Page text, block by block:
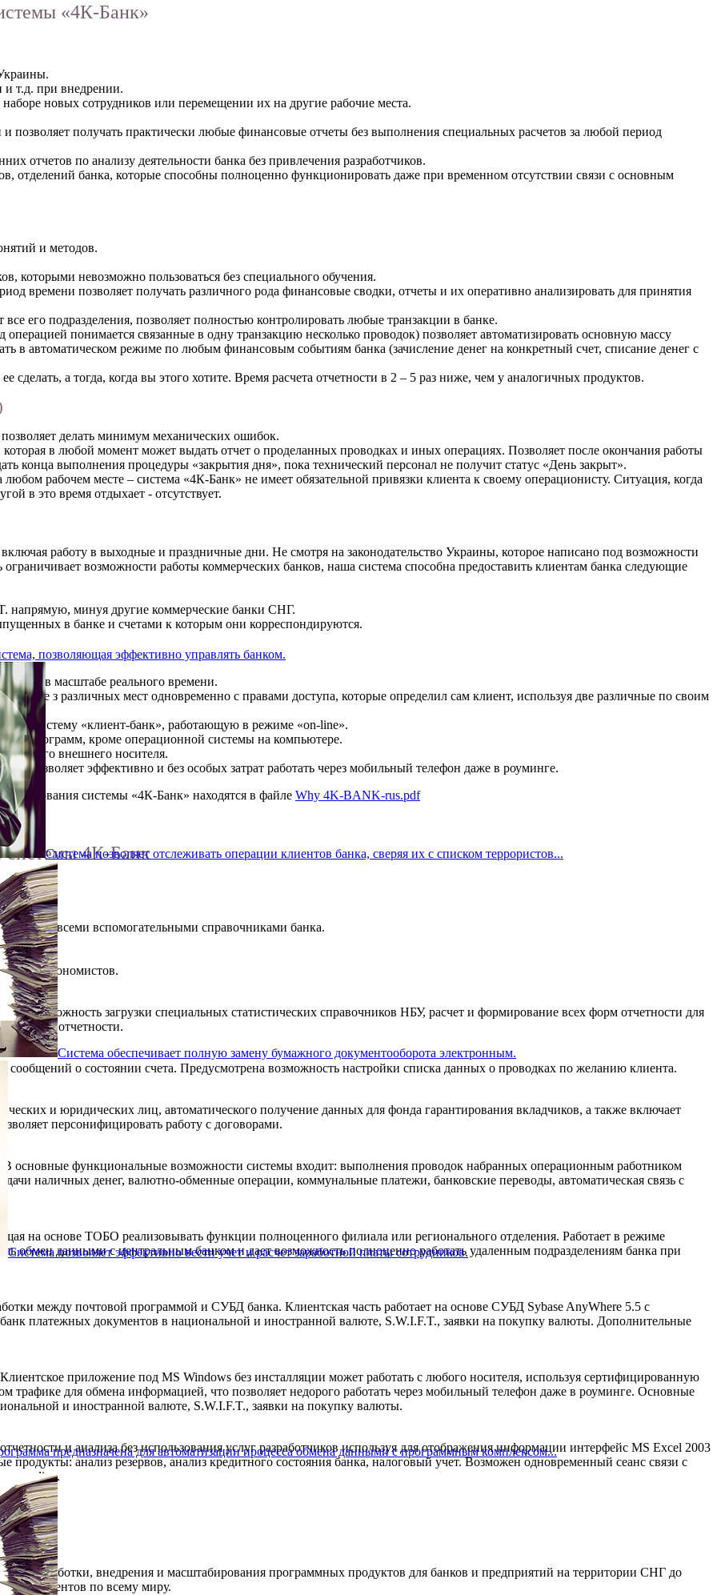
позволяющая эффективно управлять банком.
Система позволяет отслеживать операции клиентов банка, сверяя их с списком террористов...
Система обеспечивает полную замену бумажного документооборота электронным.
Система позволяет эффективно вести учет и расчет заработной платы сотрудников.
предназначена для автоматизации процесса обмена данными с программным комплексом...
«4К-Банк»
и т.д. при внедрении.
новых сотрудников или перемещении их на другие рабочие места.
и позволяет получать практически любые финансовые отчеты без выполнения специальных расчетов за любой период
отчетов по анализу деятельности банка без привлечения разработчиков.
отделений банка, которые способны полноценно функционировать даже при временном отсутствии связи с основным
и методов.
которыми невозможно пользоваться без специального обучения.
времени позволяет получать различного рода финансовые сводки, отчеты и их оперативно анализировать для принятия
его подразделения, позволяет полностью контролировать любые транзакции в банке.
понимается связанные в одну транзакцию несколько проводок) позволяет автоматизировать основную массу
в автоматическом режиме по любым финансовым событиям банка (зачисление денег на конкретный счет, списание денег с
сделать, а тогда, когда вы этого хотите. Время расчета отчетности в 2 – 5 раз ниже, чем у аналогичных продуктов.
делать минимум механических ошибок.
в любой момент может выдать отчет о проделанных проводках и иных операциях. Позволяет после окончания работы
конца выполнения процедуры «закрытия дня», пока технический персонал не получит статус «День закрыт».
рабочем месте – система «4К-Банк» не имеет обязательной привязки клиента к своему операционисту. Ситуация, когда
в это время отдыхает - отсутствует.
работу в выходные и праздничные дни. Не смотря на законодательство Украины, которое написано под возможности
возможности работы коммерческих банков, наша система способна предоставить клиентам банка следующие
напрямую, минуя другие коммерческие банки СНГ.
в банке и счетами к которым они корреспондируются.
в масштабе реального времени.
в банке з различных мест одновременно с правами доступа, которые определил сам клиент, используя две различные по своим
систему «клиент-банк», работающую в режиме «on-line».
программ, кроме операционной системы на компьютере.
с любого внешнего носителя.
позволяет эффективно и без особых затрат работать через мобильный телефон даже в роуминге.
системы «4К-Банк» находятся в файле Why 4K-BANK-rus.pdf
системы 4К-Банк
со всеми вспомогательными справочниками банка.
и экономистов.
возможность загрузки специальных статистических справочников НБУ, расчет и формирование всех форм отчетности для
отчетности.
о состоянии счета. Предусмотрена возможность настройки списка данных о проводках по желанию клиента.
и юридических лиц, автоматического получение данных для фонда гарантирования вкладчиков, а также включает
персонифицировать работу с договорами.
В основные функциональные возможности системы входит: выполнения проводок набранных операционным работником
наличных денег, валютно-обменные операции, коммунальные платежи, банковские переводы, автоматическая связь с
на основе ТОБО реализовывать функции полноценного филиала или регионального отделения. Работает в режиме
обмен данными с центральным банком и дает возможность полноценно работать удаленным подразделениям банка при
между почтовой программой и СУБД банка. Клиентская часть работает на основе СУБД Sybase AnyWhere 5.5 с
платежных документов в национальной и иностранной валюте, S.W.I.F.T., заявки на покупку валюты. Дополнительные
приложение под MS Windows без инсталляции может работать с любого носителя, используя сертифицированную
для обмена информацией, что позволяет недорого работать через мобильный телефон даже в роуминге. Основные
и иностранной валюте, S.W.I.F.T., заявки на покупку валюты.
и анализа без использования услуг разработчиков используя для отображения информации интерфейс MS Excel 2003
анализ резервов, анализ кредитного состояния банка, налоговый учет. Возможен одновременный сеанс связи с
on-line.
от разработки, внедрения и масштабирования программных продуктов для банков и предприятий на территории СНГ до
для клиентов по всему миру.